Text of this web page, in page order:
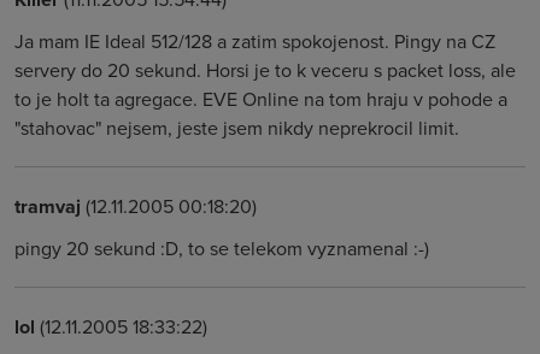
Ja mam IE Ideal 512/128 a zatim spokojenost. Pingy na CZ
servery do 20 sekund. Horsi je to k veceru s packet loss, ale
to je holt ta agregace. EVE Online na tom hraju v pohode a
"stahovac" nejsem, jeste jsem nikdy neprekrocil limit.
tramvaj (12.11.2005 00:18:20)
pingy 20 sekund :D, to se telekom vyznamenal :-)
lol (12.11.2005 18:33:22)